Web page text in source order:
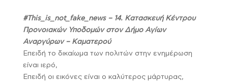
#This_is_not_fake_news – 14. Κατασκευή Κέντρου
Προνοιακών Υποδομών στον Δήμο Αγίων
Αναργύρων – Καματερού
Επειδή το δικαίωμα των πολιτών στην ενημέρωση
είναι ιερό,
Επειδή οι εικόνες είναι ο καλύτερος μάρτυρας,